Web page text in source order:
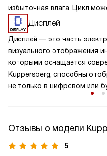
избыточная влага. Цикл
небольшим шумом. Процесс
более того, применение
категорически не
Дисплей
Дисплей — это часть
визуального отображения
которыми оснащается
Kuppersberg, способны
не только в цифровом или
Отзывы о модели
5